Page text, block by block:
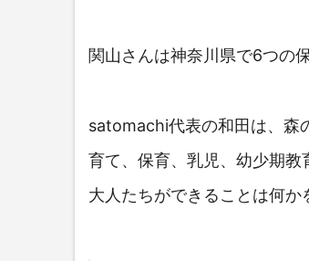
関山さんは神奈川県で6つの
satomachi代表の和田は、森
育て、保育、乳児、幼少期
大人たちができることは何か